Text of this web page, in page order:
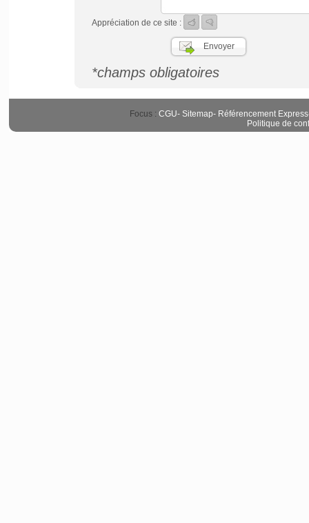
Appréciation de ce site :
*champs obligatoires
Focus : CGU- Sitemap- Référencement Express
Politique de